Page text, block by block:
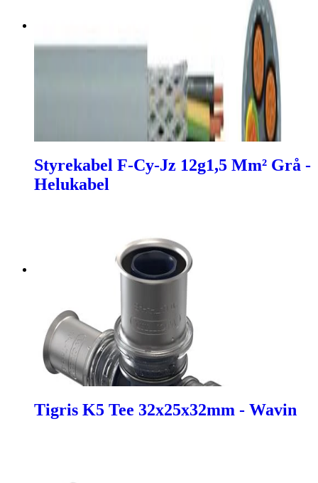
Styrekabel F-Cy-Jz 12g1,5 Mm² Grå -
Helukabel
Tigris K5 Tee 32x25x32mm - Wavin